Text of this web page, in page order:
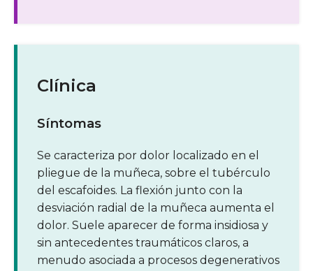
Clínica
Síntomas
Se caracteriza por dolor localizado en el
pliegue de la muñeca, sobre el tubérculo
del escafoides. La flexión junto con la
desviación radial de la muñeca aumenta el
dolor. Suele aparecer de forma insidiosa y
sin antecedentes traumáticos claros, a
menudo asociada a procesos degenerativos